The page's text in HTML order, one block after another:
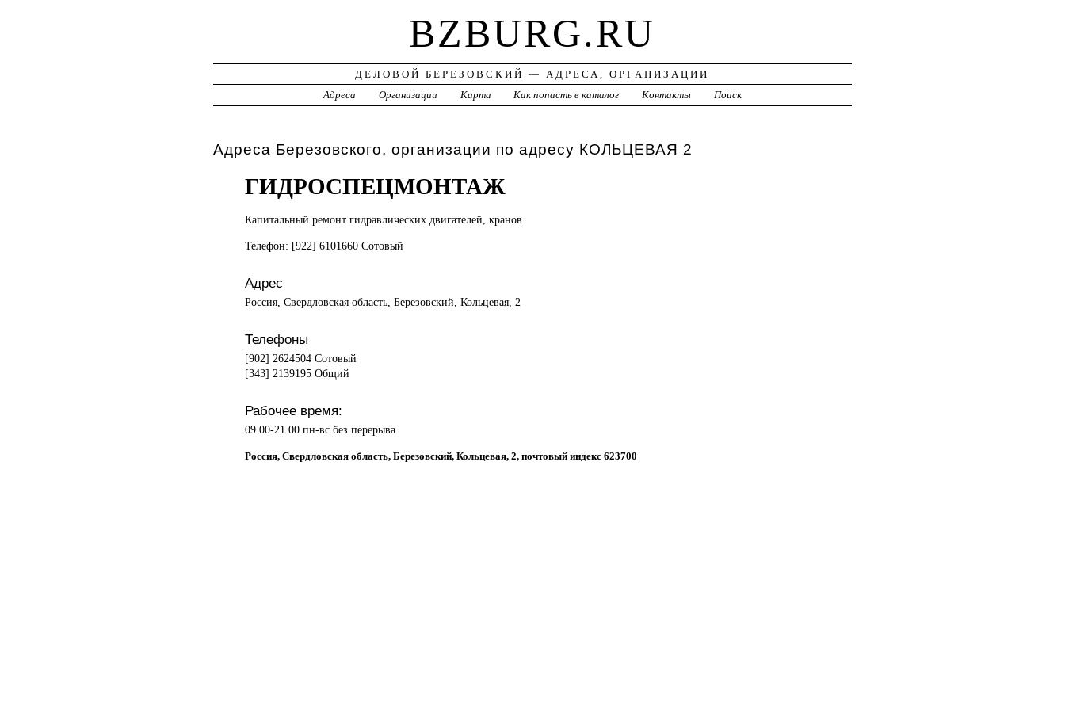
BZBURG.RU
ДЕЛОВОЙ БЕРЕЗОВСКИЙ — АДРЕСА, ОРГАНИЗАЦИИ
Адреса
Организации Карта Как попасть в каталог Контакты Поиск
Адреса Березовского, организации по адресу КОЛЬЦЕВАЯ 2
ГИДРОСПЕЦМОНТАЖ
Капитальный ремонт гидравлических двигателей, кранов
Телефон: [922] 6101660 Сотовый
Адрес
Россия, Свердловская область, Березовский, Кольцевая, 2
Телефоны
[902] 2624504 Сотовый
[343] 2139195 Общий
Рабочее время:
09.00-21.00 пн-вс без перерыва
Россия, Свердловская область, Березовский, Кольцевая, 2, почтовый индекс 623700